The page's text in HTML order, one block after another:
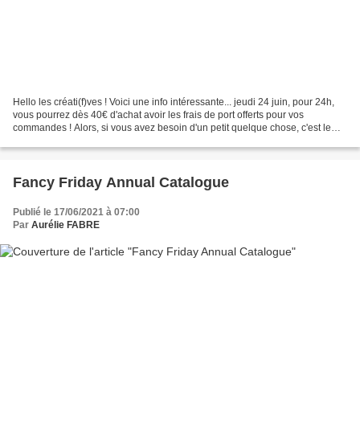
Hello les créati(f)ves ! Voici une info intéressante... jeudi 24 juin, pour 24h,
vous pourrez dès 40€ d'achat avoir les frais de port offerts pour vos
commandes ! Alors, si vous avez besoin d'un petit quelque chose, c'est le
Fancy Friday Annual Catalogue
Publié le 17/06/2021 à 07:00
Par Aurélie FABRE